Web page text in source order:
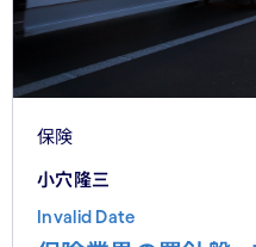
保険
小穴隆三
Invalid Date